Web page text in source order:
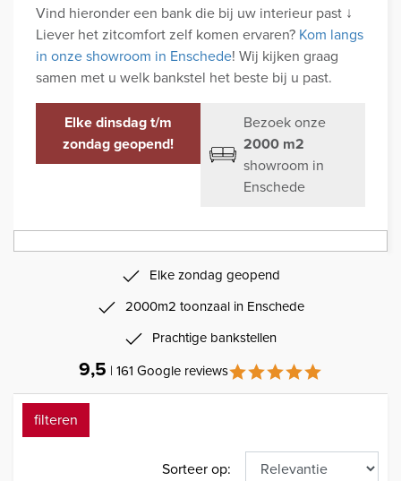
Vind hieronder een bank die bij uw interieur past ↓
Liever het zitcomfort zelf komen ervaren? Kom langs
in onze showroom in Enschede! Wij kijken graag
samen met u welk bankstel het beste bij u past.
Elke dinsdag t/m
zondag geopend!
Bezoek onze
2000 m2
showroom in
Enschede
Elke zondag geopend
2000m2 toonzaal in Enschede
Prachtige bankstellen
9,5 | 161 Google reviews
filteren
Sorteer op: